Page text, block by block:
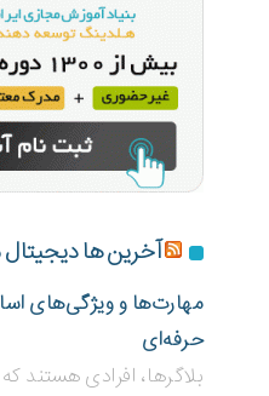
آخرین ها دیجیتال
مهارت‌ها و ویژگی‌های
حرفه‌ای
بلاگر‌ها، افرادی هستند